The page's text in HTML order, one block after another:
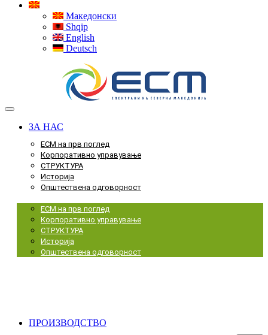
Македонски
Shqip
English
Deutsch
ЗА НАС
ЕСМ на прв поглед
Корпоративно управување
СТРУКТУРА
Историја
Општествена одговорност
ЕСМ на прв поглед
Корпоративно управување
СТРУКТУРА
Историја
Општествена одговорност
ПРОИЗВОДСТВО